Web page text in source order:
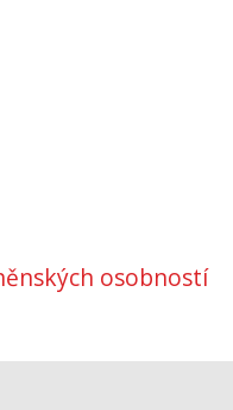
osobností